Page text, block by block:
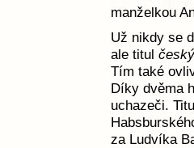
manželkou
Už nikdy se
ale titul
Tím také
Díky dvěma
uchazeči.
za Ludvíka